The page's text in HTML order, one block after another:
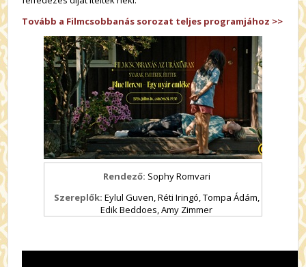
Tovább a Filmcsobbanás sorozat teljes programjához >>
Rendező: Sophy Romvari
Szereplők: Eylul Guven, Réti Iringó, Tompa Ádám,
Edik Beddoes, Amy Zimmer